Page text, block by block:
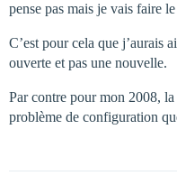
pense pas mais je vais faire
C’est pour cela que j’aurais
ouverte et pas une nouvelle.
Par contre pour mon 2008,
problème de configuration